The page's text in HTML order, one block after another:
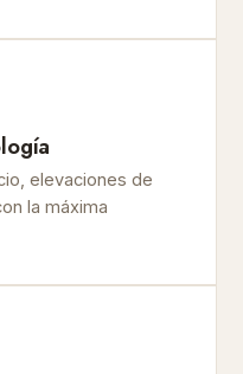
elevaciones de
la máxima